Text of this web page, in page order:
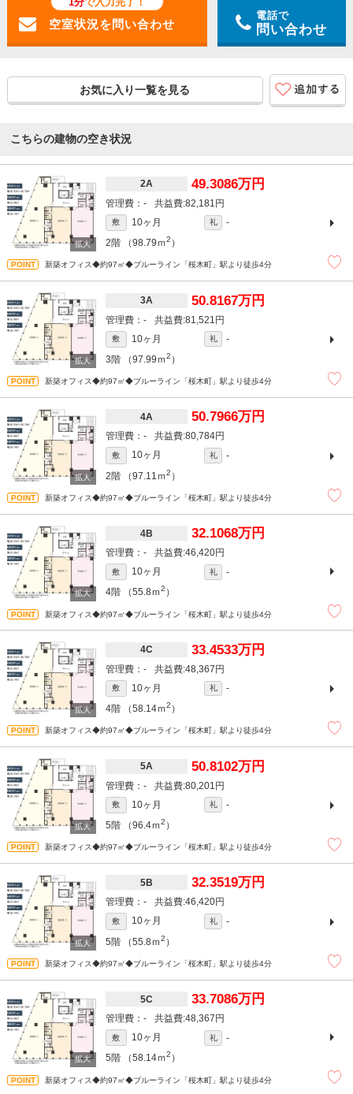
電話で
問い合わせ
お気に入り一覧を見る
こちらの建物の空き状況
2A 49.3086万円
- 82,181円
敷 10ヶ月 礼
-
2階
（98.79ｍ2 ）
新築オフィス◆約97㎡◆ブルーライン「桜木町」駅より徒歩4分
3A 50.8167万円
- 81,521円
敷 10ヶ月 礼
-
3階
（97.99ｍ2 ）
新築オフィス◆約97㎡◆ブルーライン「桜木町」駅より徒歩4分
4A 50.7966万円
- 80,784円
敷 10ヶ月 礼
-
2階
（97.11ｍ2 ）
新築オフィス◆約97㎡◆ブルーライン「桜木町」駅より徒歩4分
4B 32.1068万円
- 46,420円
敷 10ヶ月 礼
-
4階
（55.8ｍ2 ）
新築オフィス◆約97㎡◆ブルーライン「桜木町」駅より徒歩4分
4C 33.4533万円
- 48,367円
敷 10ヶ月 礼
-
4階
（58.14ｍ2 ）
新築オフィス◆約97㎡◆ブルーライン「桜木町」駅より徒歩4分
5A 50.8102万円
- 80,201円
敷 10ヶ月 礼
-
5階
（96.4ｍ2 ）
新築オフィス◆約97㎡◆ブルーライン「桜木町」駅より徒歩4分
5B 32.3519万円
- 46,420円
敷 10ヶ月 礼
-
5階
（55.8ｍ2 ）
新築オフィス◆約97㎡◆ブルーライン「桜木町」駅より徒歩4分
5C 33.7086万円
- 48,367円
敷 10ヶ月 礼
-
5階
（58.14ｍ2 ）
新築オフィス◆約97㎡◆ブルーライン「桜木町」駅より徒歩4分